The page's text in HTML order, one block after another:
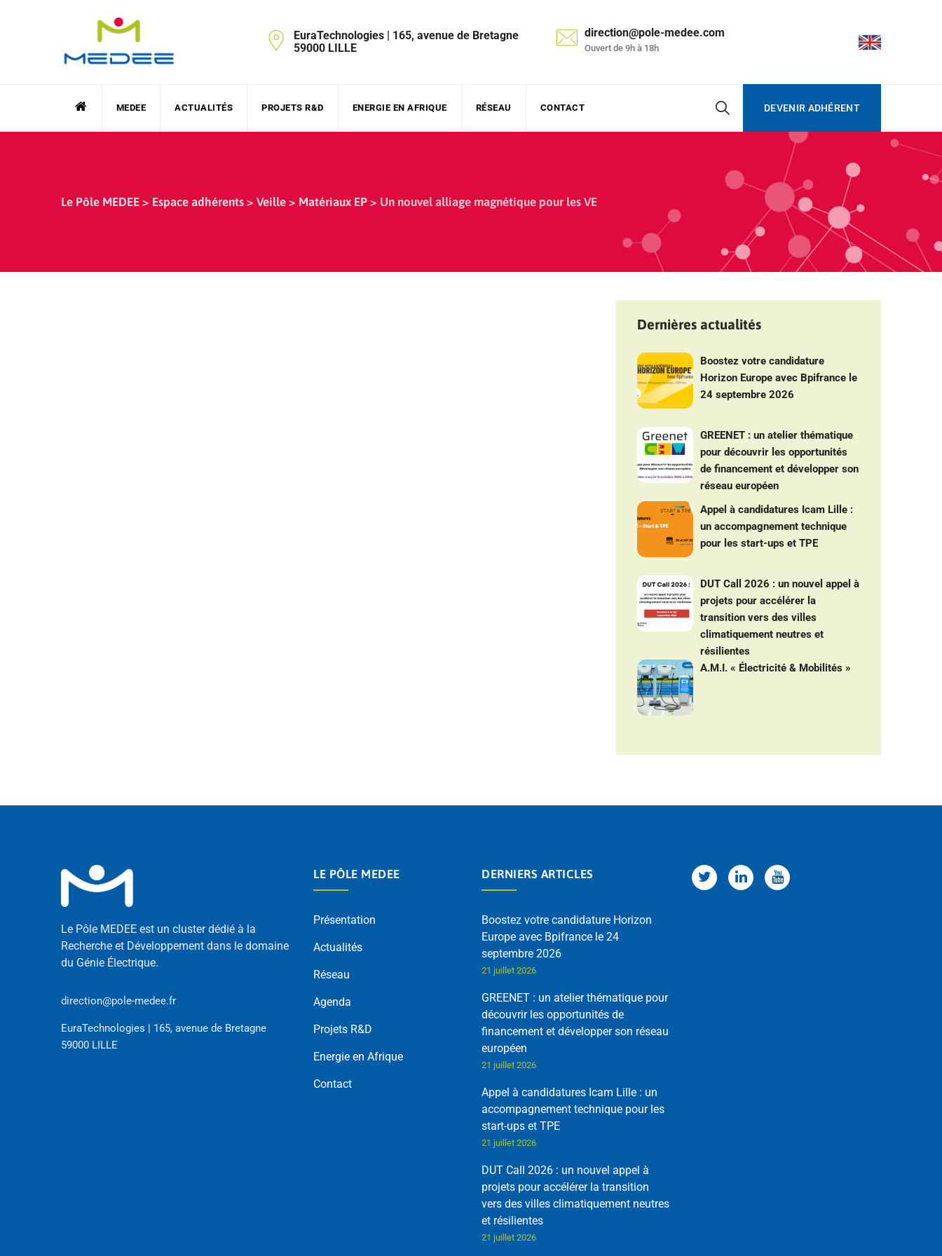
EuraTechnologies | 165, avenue de Bretagne
59000 LILLE
direction@pole-medee.com
Ouvert de 9h à 18h
MEDEE ACTUALITÉS PROJETS R&D ENERGIE EN AFRIQUE RÉSEAU CONTACT DEVENIR ADHÉRENT
Le Pôle MEDEE > Espace adhérents > Veille > Matériaux EP > Un nouvel alliage magnétique pour les VE
Dernières actualités
Boostez votre candidature
Horizon Europe avec Bpifrance le
24 septembre 2026
GREENET : un atelier thématique
pour découvrir les opportunités
de financement et développer son
réseau européen
Appel à candidatures Icam Lille :
un accompagnement technique
pour les start-ups et TPE
DUT Call 2026 : un nouvel appel à
projets pour accélérer la
transition vers des villes
climatiquement neutres et
résilientes
A.M.I. « Électricité & Mobilités »
Le Pôle MEDEE est un cluster dédié à la
Recherche et Développement dans le domaine
du Génie Électrique.
direction@pole-medee.fr
EuraTechnologies | 165, avenue de Bretagne
59000 LILLE
LE PÔLE MEDEE
Présentation
Actualités
Réseau
Agenda
Projets R&D
Energie en Afrique
Contact
DERNIERS ARTICLES
Boostez votre candidature Horizon
Europe avec Bpifrance le 24
septembre 2026
21 juillet 2026
GREENET : un atelier thématique pour
découvrir les opportunités de
financement et développer son réseau
européen
21 juillet 2026
Appel à candidatures Icam Lille : un
accompagnement technique pour les
start-ups et TPE
21 juillet 2026
DUT Call 2026 : un nouvel appel à
projets pour accélérer la transition
vers des villes climatiquement neutres
et résilientes
21 juillet 2026